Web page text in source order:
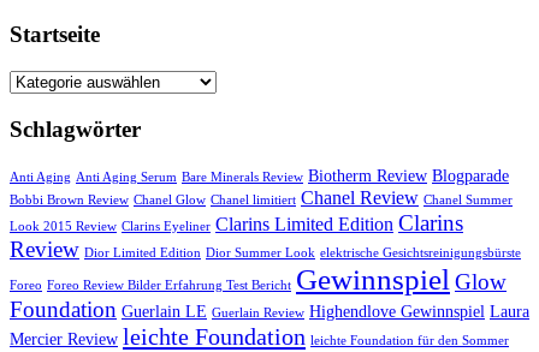
Startseite
Startseite
Schlagwörter
Anti Aging Anti Aging Serum Bare Minerals Review Biotherm Review Blogparade
Bobbi Brown Review Chanel Glow Chanel limitiert Chanel Review Chanel Summer
Look 2015 Review Clarins Eyeliner Clarins Limited Edition Clarins
Review Dior Limited Edition Dior Summer Look elektrische Gesichtsreinigungsbürste
Foreo Foreo Review Bilder Erfahrung Test Bericht GewinnspielGlow
Foundation Guerlain LE Guerlain Review Highendlove Gewinnspiel Laura
Mercier Review leichte Foundation leichte Foundation für den Sommer